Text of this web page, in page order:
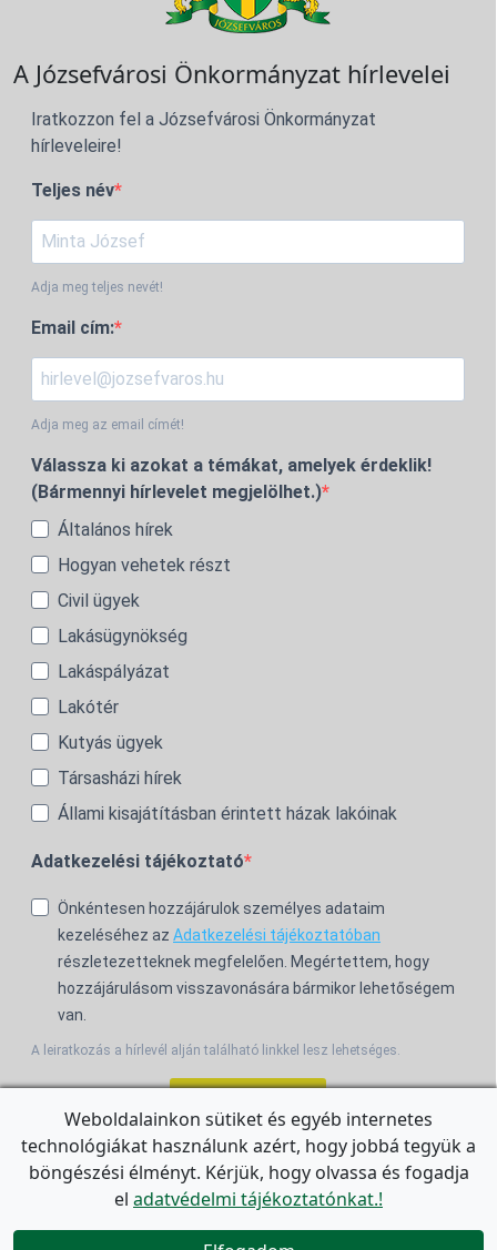
A Józsefvárosi Önkormányzat hírlevelei
Iratkozzon fel a Józsefvárosi Önkormányzat
hírleveleire!
Teljes név
Adja meg teljes nevét!
Email cím:
Adja meg az email címét!
Válassza ki azokat a témákat, amelyek érdeklik!
(Bármennyi hírlevelet megjelölhet.)
Általános hírek
Hogyan vehetek részt
Civil ügyek
Lakásügynökség
Lakáspályázat
Lakótér
Kutyás ügyek
Társasházi hírek
Állami kisajátításban érintett házak lakóinak
Adatkezelési tájékoztató
Önkéntesen hozzájárulok személyes adataim
kezeléséhez az Adatkezelési tájékoztatóban
részletezetteknek megfelelően. Megértettem, hogy
hozzájárulásom visszavonására bármikor lehetőségem
van.
A leiratkozás a hírlevél alján található linkkel lesz lehetséges.
For the English Newsletter, clickHERE.

Weboldalainkon sütiket és egyéb internetes
technológiákat használunk azért, hogy jobbá tegyük a
böngészési élményt. Kérjük, hogy olvassa és fogadja
el adatvédelmi tájékoztatónkat.!